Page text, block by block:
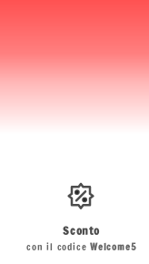
Sconto
con il codiceWelcome5